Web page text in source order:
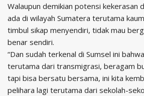
Walaupun demikian potensi kekerasan
ada di wilayah Sumatera terutama
timbul sikap menyendiri, tidak mau
benar sendiri.
“Dan sudah terkenal di Sumsel ini
terutama dari transmigrasi, beragam
tapi bisa bersatu bersama, ini kita
pelihara lagi terutama dari sekolah-